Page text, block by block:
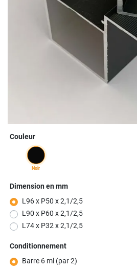
Couleur
noir
Dimension en mm
L96 x P50 x 2,1/2,5
L90 x P60 x 2,1/2,5
L74 x P32 x 2,1/2,5
Conditionnement
Barre 6 ml (par 2)